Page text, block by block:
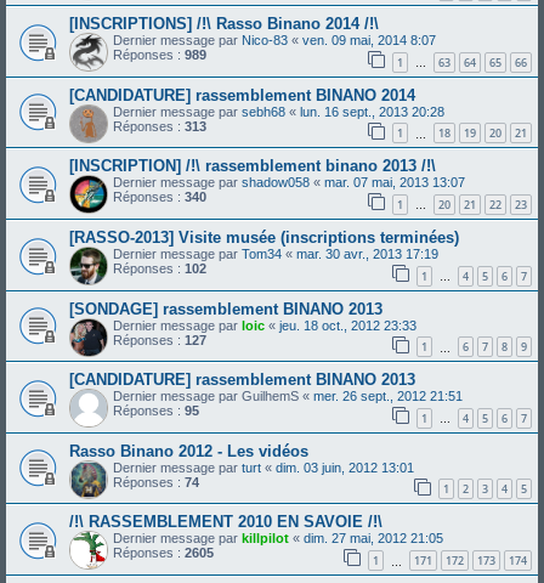
[INSCRIPTIONS] /!\ Rasso Binano 2014 /!\
Dernier message par Nico-83 « ven. 09 mai, 2014 8:07
Réponses : 989 1 … 63 64 65 66
[CANDIDATURE] rassemblement BINANO 2014
Dernier message par sebh68 « lun. 16 sept., 2013 20:28
Réponses : 313 1 18 19 20 21
[INSCRIPTION] /!\ rassemblement binano 2013 /!\
Dernier message par shadow058 « mar. 07 mai, 2013 13:07
Réponses : 340 1 … 20 21 22 23
[RASSO-2013] Visite musée (inscriptions terminées)
Dernier message par Tom34 « mar. 30 avr., 2013 17:19
Réponses : 102 1 … 4 5 6 7
[SONDAGE] rassemblement BINANO 2013
Dernier message par loic « jeu. 18 oct., 2012 23:33
Réponses : 127 1 6 7 8 9
[CANDIDATURE] rassemblement BINANO 2013
Dernier message par GuilhemS « mer. 26 sept., 2012 21:51
Réponses : 95 1 … 4 5 6 7
Rasso Binano 2012 - Les vidéos
Dernier message par turt « dim. 03 juin, 2012 13:01
Réponses : 74 1 2 3 4 5
/!\ RASSEMBLEMENT 2010 EN SAVOIE /!\
Dernier message par killpilot « dim. 27 mai, 2012 21:05
Réponses : 2605 1 171 172 173 174